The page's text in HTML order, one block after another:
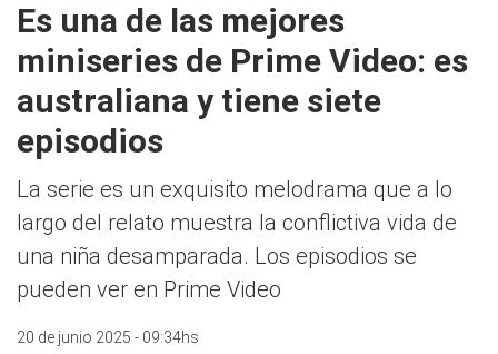
Es una de las mejores
miniseries de Prime Video: es
australiana y tiene siete
episodios
La serie es un exquisito melodrama que a lo
largo del relato muestra la conflictiva vida de
una niña desamparada. Los episodios se
pueden ver en Prime Video
20 de junio 2025 - 09:34hs